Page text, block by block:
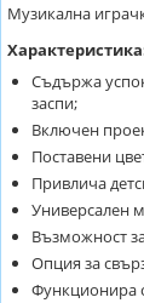
Музикална
Съдържа
заспи;
Включен
Поставени
Привлича
Универсален
Възможност
Опция за
Функционира